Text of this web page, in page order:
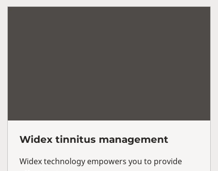
Widex tinnitus management
Widex technology empowers you to provide